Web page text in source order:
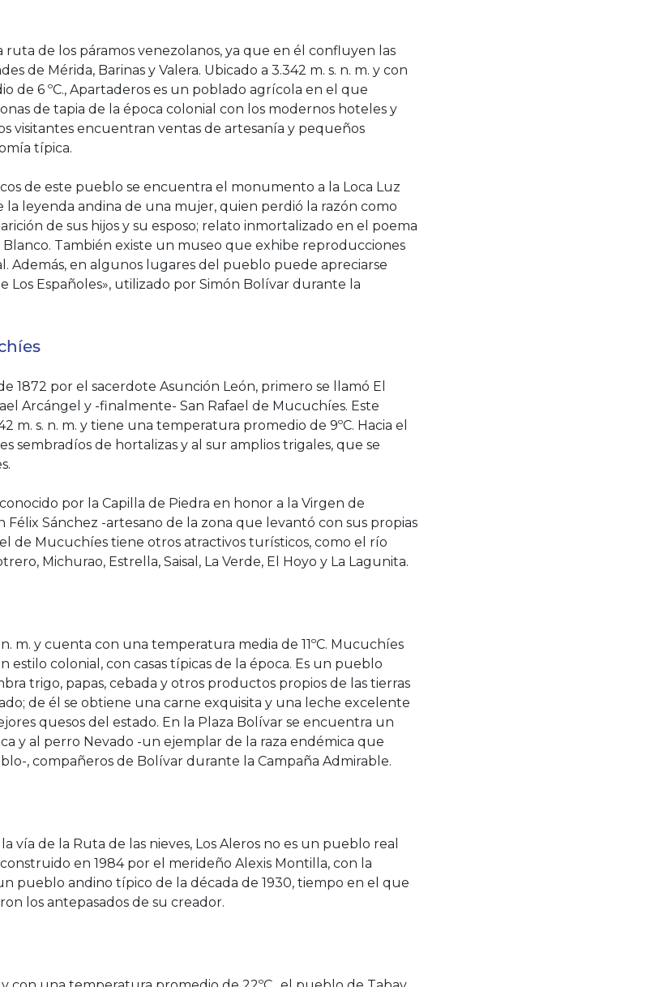
ruta de los páramos venezolanos, ya que en él confluyen las
de Mérida, Barinas y Valera. Ubicado a 3.342 m. s. n. m. y con
de 6 ºC., Apartaderos es un poblado agrícola en el que
de tapia de la época colonial con los modernos hoteles y
visitantes encuentran ventas de artesanía y pequeños
típica.
de este pueblo se encuentra el monumento a la Loca Luz
la leyenda andina de una mujer, quien perdió la razón como
de sus hijos y su esposo; relato inmortalizado en el poema
También existe un museo que exhibe reproducciones
Además, en algunos lugares del pueblo puede apreciarse
Los Españoles», utilizado por Simón Bolívar durante la
1872 por el sacerdote Asunción León, primero se llamó El
Arcángel y -finalmente- San Rafael de Mucuchíes. Este
m. s. n. m. y tiene una temperatura promedio de 9ºC. Hacia el
sembradíos de hortalizas y al sur amplios trigales, que se
por la Capilla de Piedra en honor a la Virgen de
Sánchez -artesano de la zona que levantó con sus propias
de Mucuchíes tiene otros atractivos turísticos, como el río
Michurao, Estrella, Saisal, La Verde, El Hoyo y La Lagunita.
m. y cuenta con una temperatura media de 11ºC. Mucuchíes
estilo colonial, con casas típicas de la época. Es un pueblo
trigo, papas, cebada y otros productos propios de las tierras
de él se obtiene una carne exquisita y una leche excelente
quesos del estado. En la Plaza Bolívar se encuentra un
y al perro Nevado -un ejemplar de la raza endémica que
, compañeros de Bolívar durante la Campaña Admirable.
vía de la Ruta de las nieves, Los Aleros no es un pueblo real
en 1984 por el merideño Alexis Montilla, con la
pueblo andino típico de la década de 1930, tiempo en el que
los antepasados de su creador.